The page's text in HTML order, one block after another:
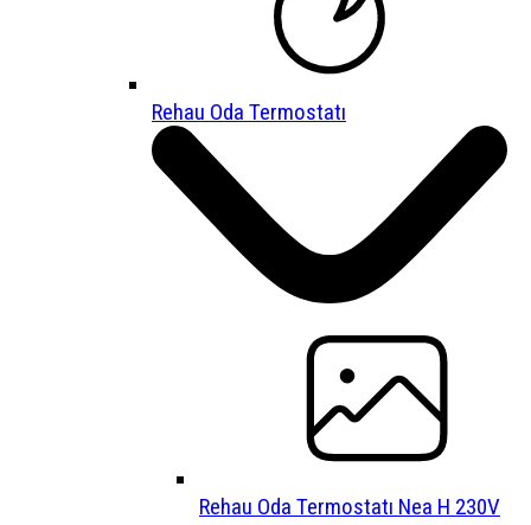
Rehau Oda Termostatı
Rehau Oda Termostatı Nea H 230V